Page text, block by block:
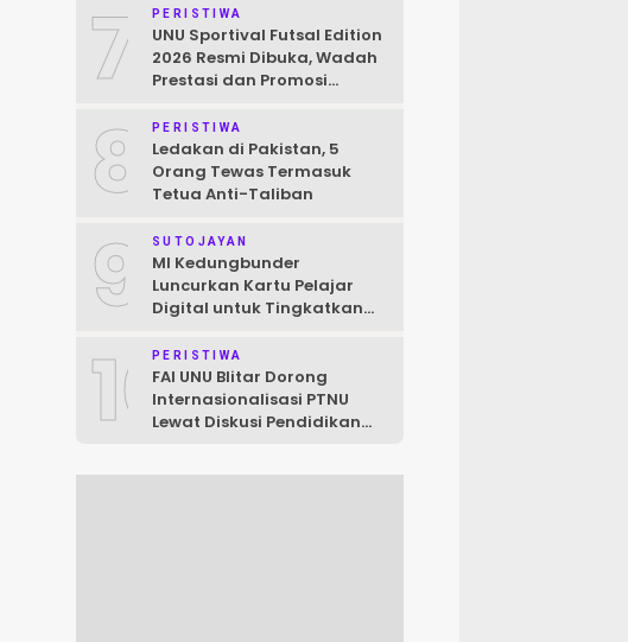
Mahasiswa
7 PERISTIWA
UNU Sportival Futsal Edition
2026 Resmi Dibuka, Wadah
Prestasi dan Promosi
Raya
8 PERISTIWA
Ledakan di Pakistan, 5
Orang Tewas Termasuk
Tetua Anti-Taliban
9 SUTOJAYAN
MI Kedungbunder
Luncurkan Kartu Pelajar
Digital untuk Tingkatkan
Siswa
10PERISTIWA
FAI UNU Blitar Dorong
Internasionalisasi PTNU
Lewat Diskusi Pendidikan